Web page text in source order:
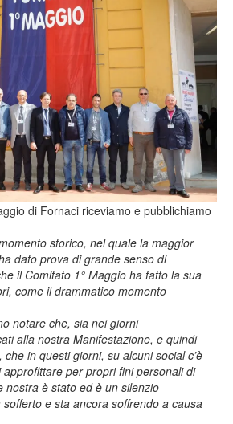
di Fornaci riceviamo e pubblichiamo
storico, nel quale la maggior
dato prova di grande senso di
il Comitato 1° Maggio ha fatto la sua
come il drammatico momento
notare che, sia nei giorni
alla nostra Manifestazione, e quindi
in questi giorni, su alcuni social c’è
per propri fini personali di
nostra è stato ed è un silenzio
e sta ancora soffrendo a causa